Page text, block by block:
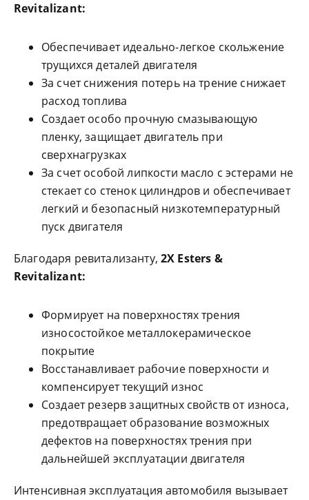
Revitalizant:
Обеспечивает идеально-легкое скольжение
трущихся деталей двигателя
За счет снижения потерь на трение снижает
расход топлива
Создает особо прочную смазывающую
пленку, защищает двигатель при
сверхнагрузках
За счет особой липкости масло с эстерами не
стекает со стенок цилиндров и обеспечивает
легкий и безопасный низкотемпературный
пуск двигателя
Благодаря ревитализанту, 2X Esters &
Revitalizant:
Формирует на поверхностях трения
износостойкое металлокерамическое
покрытие
Восстанавливает рабочие поверхности и
компенсирует текущий износ
Создает резерв защитных свойств от износа,
предотвращает образование возможных
дефектов на поверхностях трения при
дальнейшей эксплуатации двигателя
Интенсивная эксплуатация автомобиля вызывает